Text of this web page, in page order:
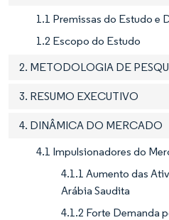
1.1 Premissas do Estudo e
1.2 Escopo do Estudo
2. METODOLOGIA DE
3. RESUMO EXECUTIVO
4. DINÂMICA DO MERCADO
4.1 Impulsionadores do
4.1.1 Aumento das
Arábia Saudita
4.1.2 Forte Demanda